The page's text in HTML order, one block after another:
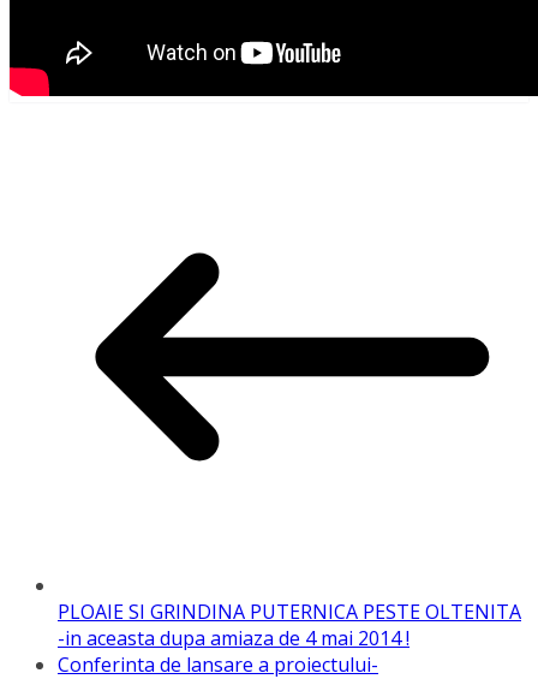
PLOAIE SI GRINDINA PUTERNICA PESTE OLTENITA
-in aceasta dupa amiaza de 4 mai 2014 !
Conferinta de lansare a proiectului-